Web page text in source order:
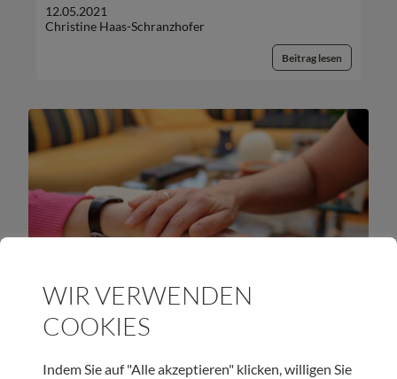
12.05.2021
Christine Haas-Schranzhofer
Beitrag lesen
Hospizarbeit schenkt Lebensqualität – Dank
Ihrer Hilfe!
Urban Regensburger
WIR VERWENDEN
COOKIES
Indem Sie auf "Alle akzeptieren" klicken, willigen Sie